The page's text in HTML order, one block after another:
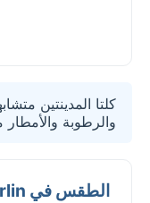
كلتا المدينتين
والرطوبة والأمطار
الطقس في Berlin